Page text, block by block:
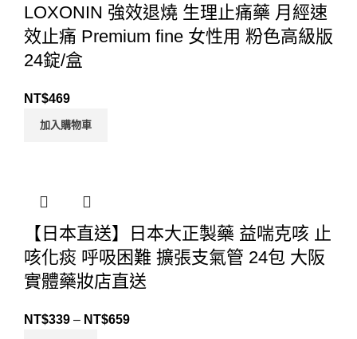
LOXONIN 強效退燒 生理止痛藥 月經速
效止痛 Premium fine 女性用 粉色高級版
24錠/盒
NT$469
加入購物車
【日本直送】日本大正製藥 益喘克咳 止
咳化痰 呼吸困難 擴張支氣管 24包 大阪
實體藥妝店直送
NT$339 – NT$659